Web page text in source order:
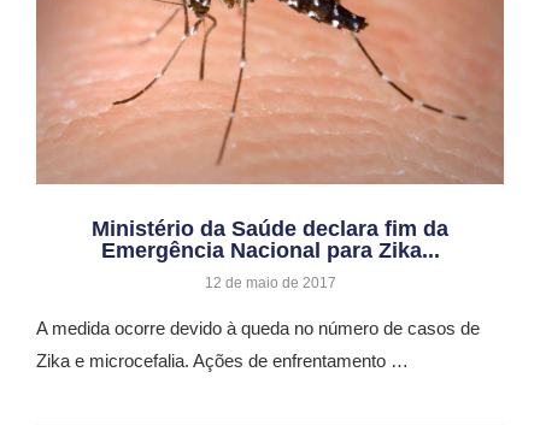
Ministério da Saúde declara fim da
Emergência Nacional para Zika...
12 de maio de 2017
A medida ocorre devido à queda no número de casos de
Zika e microcefalia. Ações de enfrentamento …